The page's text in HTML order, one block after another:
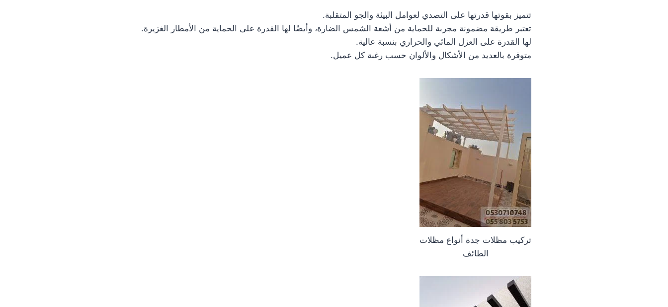
تتميز بقوتها قدرتها على التصدي لعوامل البيئة والجو المتقلبة.
تعتبر طريقة مضمونة مجربة للحماية من أشعة الشمس الضارة، وأيضًا لها القدرة على الحماية من الأمطار الغزيرة.
لها القدرة على العزل المائي والحراري بنسبة عالية.
متوفرة بالعديد من الأشكال والألوان حسب رغبة كل عميل.
تركيب مظلات جدة أنواع مظلات
الطائف